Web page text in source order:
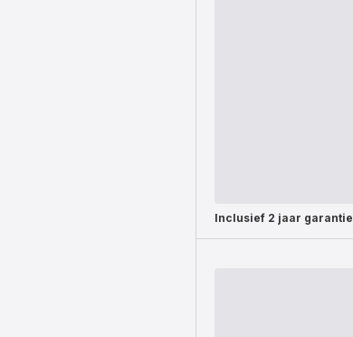
Inclusief 2 jaar garantie